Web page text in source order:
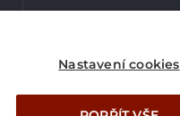
Nastavení cookies